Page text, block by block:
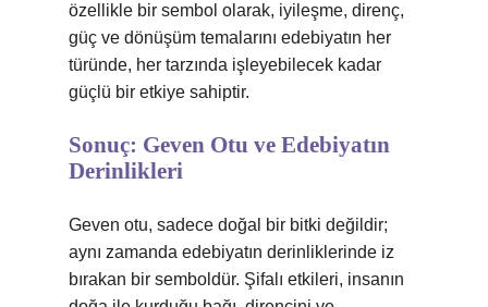
özellikle bir sembol olarak, iyileşme, direnç,
güç ve dönüşüm temalarını edebiyatın her
türünde, her tarzında işleyebilecek kadar
güçlü bir etkiye sahiptir.
Sonuç: Geven Otu ve Edebiyatın
Derinlikleri
Geven otu, sadece doğal bir bitki değildir;
aynı zamanda edebiyatın derinliklerinde iz
bırakan bir semboldür. Şifalı etkileri, insanın